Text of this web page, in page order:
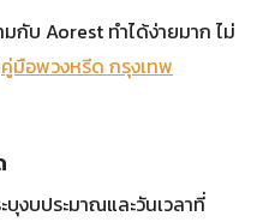
บ Aorest ทำได้ง่ายมาก ไม่
คู่มือพวงหรีด กรุงเทพ
งบประมาณและวันเวลาที่